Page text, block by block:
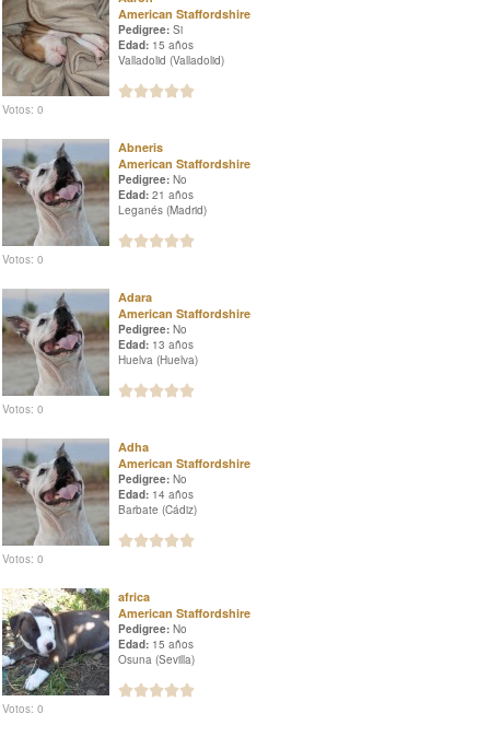
American Staffordshire
Pedigree: Si
Edad: 15 años
Valladolid (Valladolid)
Votos: 0
Abneris
American Staffordshire
Pedigree: No
Edad: 21 años
Leganés (Madrid)
Votos: 0
Adara
American Staffordshire
Pedigree: No
Edad: 13 años
Huelva (Huelva)
Votos: 0
Adha
American Staffordshire
Pedigree: No
Edad: 14 años
Barbate (Cádiz)
Votos: 0
africa
American Staffordshire
Pedigree: No
Edad: 15 años
Osuna (Sevilla)
Votos: 0